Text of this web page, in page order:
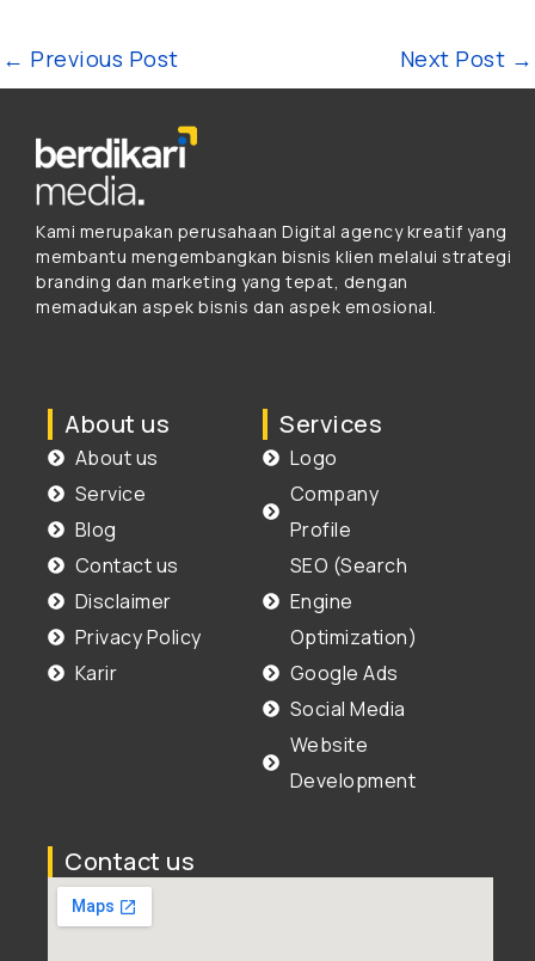
← Previous Post Next Post →
Kami merupakan perusahaan Digital agency kreatif yang
membantu mengembangkan bisnis klien melalui strategi
branding dan marketing yang tepat, dengan
memadukan aspek bisnis dan aspek emosional.
About us
About us
Service
Blog
Contact us
Disclaimer
Privacy Policy
Karir
Services
Logo
Company
Profile
SEO (Search
Engine
Optimization)
Google Ads
Social Media
Website
Development
Contact us